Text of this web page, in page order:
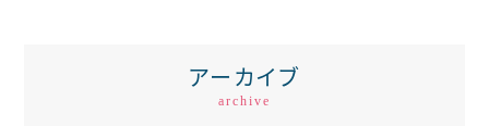
アーカイブ
archive